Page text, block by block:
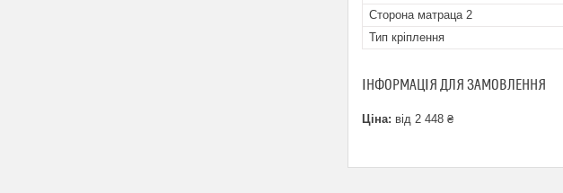
Сторона матраца 2
Тип кріплення
ІНФОРМАЦІЯ ДЛЯ ЗАМОВЛЕННЯ
Ціна: від 2 448 ₴